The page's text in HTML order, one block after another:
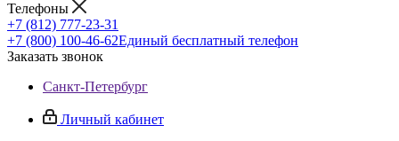
Телефоны
+7 (812) 777-23-31
+7 (800) 100-46-62Единый бесплатный телефон
Заказать звонок
Санкт-Петербург
Личный кабинет